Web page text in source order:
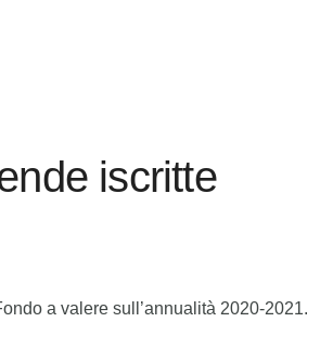
iscritte
a valere sull’annualità 2020-2021.